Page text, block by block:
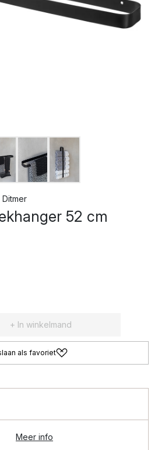
52 cm
+ In winkelmand
als favoriet
Meer info